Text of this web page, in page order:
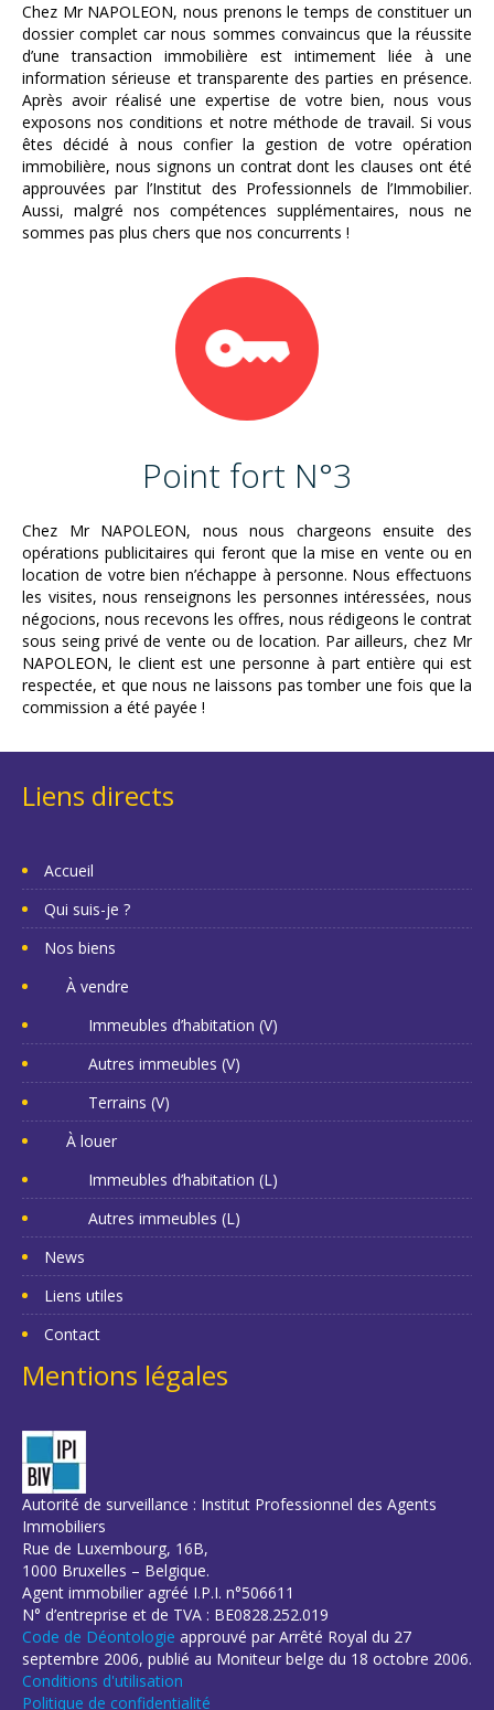
Chez Mr NAPOLEON, nous prenons le temps de constituer un
dossier complet car nous sommes convaincus que la réussite
d’une transaction immobilière est intimement liée à une
information sérieuse et transparente des parties en présence.
Après avoir réalisé une expertise de votre bien, nous vous
exposons nos conditions et notre méthode de travail. Si vous
êtes décidé à nous confier la gestion de votre opération
immobilière, nous signons un contrat dont les clauses ont été
approuvées par l’Institut des Professionnels de l’Immobilier.
Aussi, malgré nos compétences supplémentaires, nous ne
sommes pas plus chers que nos concurrents !
Point fort N°3
Chez Mr NAPOLEON, nous nous chargeons ensuite des
opérations publicitaires qui feront que la mise en vente ou en
location de votre bien n’échappe à personne. Nous effectuons
les visites, nous renseignons les personnes intéressées, nous
négocions, nous recevons les offres, nous rédigeons le contrat
sous seing privé de vente ou de location. Par ailleurs, chez Mr
NAPOLEON, le client est une personne à part entière qui est
respectée, et que nous ne laissons pas tomber une fois que la
commission a été payée !
Liens directs
Accueil
Qui suis-je ?
Nos biens
À vendre
Immeubles d’habitation (V)
Autres immeubles (V)
Terrains (V)
À louer
Immeubles d’habitation (L)
Autres immeubles (L)
News
Liens utiles
Contact
Mentions légales
Autorité de surveillance : Institut Professionnel des Agents
Immobiliers
Rue de Luxembourg, 16B,
1000 Bruxelles – Belgique.
Agent immobilier agréé I.P.I. n°506611
N° d’entreprise et de TVA : BE0828.252.019
Code de Déontologie approuvé par Arrêté Royal du 27
septembre 2006, publié au Moniteur belge du 18 octobre 2006.
Conditions d'utilisation
Politique de confidentialité